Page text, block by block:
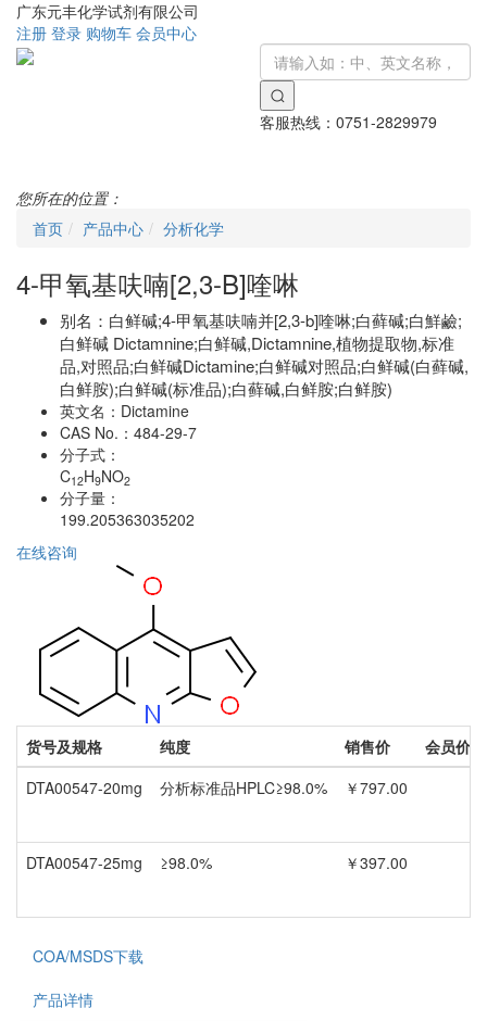
广东元丰化学试剂有限公司
注册 登录 购物车 会员中心
客服热线： 0751-2829979
您所在的位置：
首页
产品中心 分析化学
4-甲氧基呋喃[2,3-B]喹啉
别名： 白鲜碱;4-甲氧基呋喃并[2,3-b]喹啉;白藓碱;白鮮鹼;
白鲜碱 Dictamnine;白鲜碱,Dictamnine,植物提取物,标准
品,对照品;白鲜碱Dictamine;白鲜碱对照品;白鲜碱(白藓碱,
白鲜胺);白鲜碱(标准品);白藓碱,白鲜胺;白鲜胺)
英文名： Dictamine
CAS No.： 484-29-7
分子式：
C12H9NO2
分子量：
199.205363035202
在线咨询
货号及规格 纯度 销售价
会员价
DTA00547-20mg
分析标准品HPLC≥98.0% ￥797.00
DTA00547-25mg ≥98.0% ￥397.00
COA/MSDS下载
产品详情